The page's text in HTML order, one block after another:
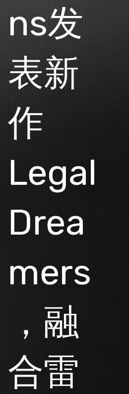
ns发
表新
作
Legal
Drea
mers
，融
合雷